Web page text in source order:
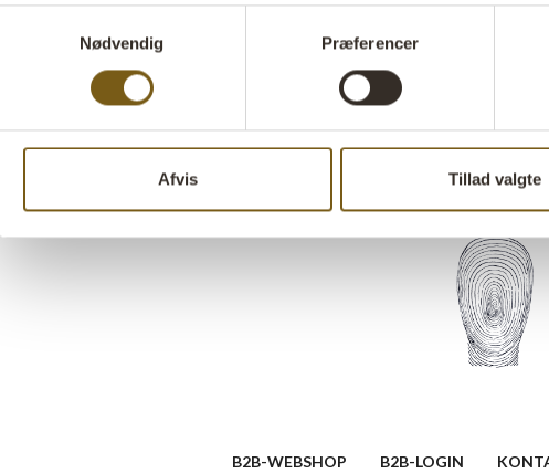
Nødvendig
Præferencer
Afvis Tillad valgte
B2B-WEBSHOP B2B-LOGIN